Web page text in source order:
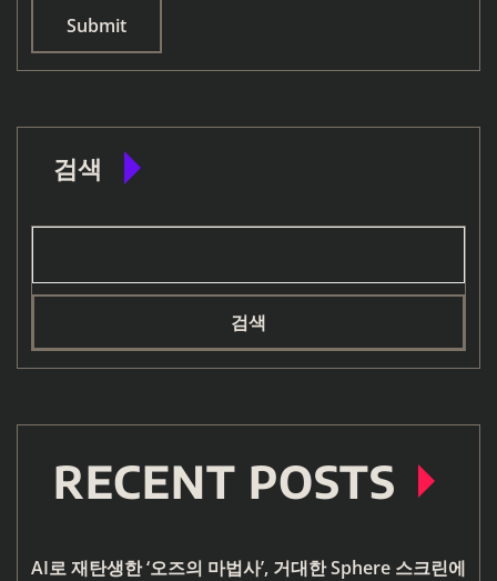
검색
검색
RECENT POSTS
AI로 재탄생한 ‘오즈의 마법사’, 거대한 Sphere 스크린에